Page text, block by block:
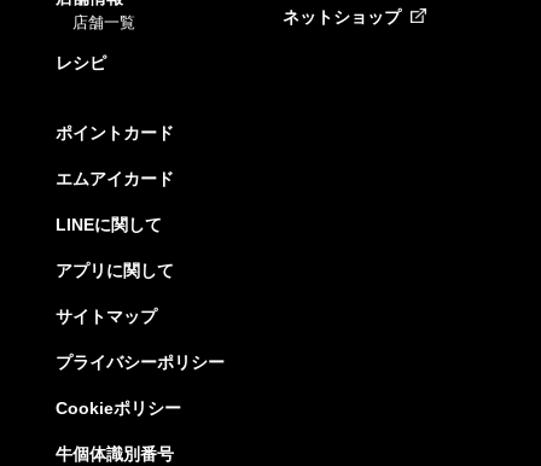
店舗一覧
レシピ
ネットショップ
ポイントカード
エムアイカード
LINEに関して
アプリに関して
サイトマップ
プライバシーポリシー
Cookieポリシー
牛個体識別番号